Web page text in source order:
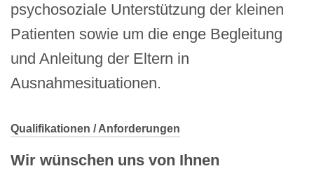
psychosoziale Unterstützung der kleinen
Patienten sowie um die enge Begleitung
und Anleitung der Eltern in
Ausnahmesituationen.
Qualifikationen / Anforderungen
Wir wünschen uns von Ihnen